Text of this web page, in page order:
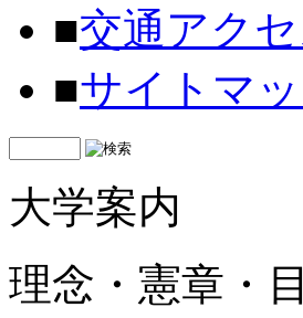
■交通アク
■サイトマ
大学案内
理念・憲章・